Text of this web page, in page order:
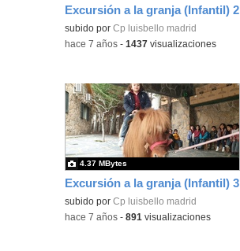
Excursión a la granja (Infantil) 2
subido porCp luisbello madrid
-hace 7 años -1437 visualizaciones
Excursión a la granja (Infantil) 3
subido porCp luisbello madrid
4.37 MBytes
-hace 7 años -891 visualizaciones